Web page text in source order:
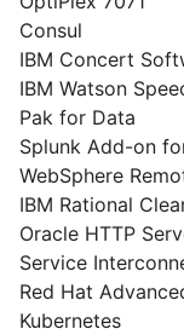
Consul
IBM Concert
IBM Watson
Pak for Data
Splunk Add-on
WebSphere
IBM Rational
Oracle HTTP
Service
Red Hat
Kubernetes